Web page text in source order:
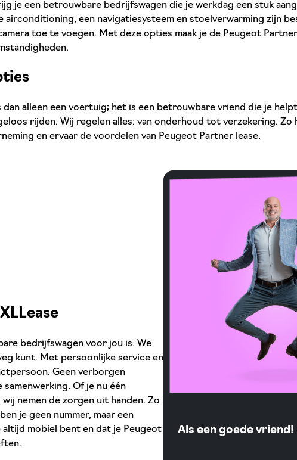
je een betrouwbare bedrijfswagen die je werkdag een stuk
een navigatiesysteem en stoelverwarming zijn
toe te voegen. Met deze opties maak je de Peugeot
alleen een voertuig; het is een betrouwbare vriend die je
rijden. Wij regelen alles: van onderhoud tot verzekering.
en ervaar de voordelen van Peugeot Partner lease.
bedrijfswagen voor jou is. We
kunt. Met persoonlijke service en
Geen verborgen
Of je nu één
nemen de zorgen uit handen. Zo
je geen nummer, maar een
mobiel bent en dat je Peugeot
Als een goede vriend!